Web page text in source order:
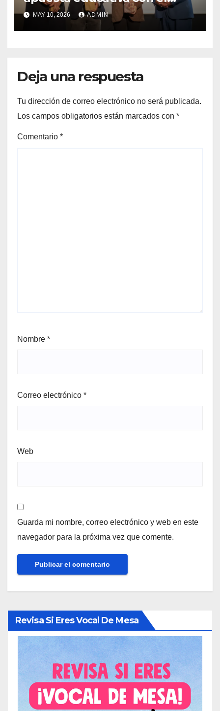
lanzamiento del
Preuniversitario Brotes 2026
MAY 10, 2026 ADMIN
Deja una respuesta
Tu dirección de correo electrónico no será publicada.
Los campos obligatorios están marcados con *
Comentario *
Nombre *
Correo electrónico *
Web
Guarda mi nombre, correo electrónico y web en este
navegador para la próxima vez que comente.
Revisa Si Eres Vocal De Mesa